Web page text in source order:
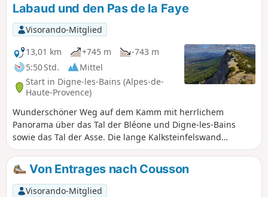
Labaud und den Pas de la Faye
Visorando-Mitglied
13,01 km
+745 m
-743 m
5:50 Std.
Mittel
Start in Digne-les-Bains (Alpes-de-
Haute-Provence)
Wunderschöner Weg auf dem Kamm mit herrlichem
Panorama über das Tal der Bléone und Digne-les-Bains
sowie das Tal der Asse. Die lange Kalksteinfelswand
erstreckt sich von Süden nach Norden über fast siebzehn
Kilometer und endet im Norden am Pic de Couard (1988 m).
Von Entrages nach Cousson
Visorando-Mitglied